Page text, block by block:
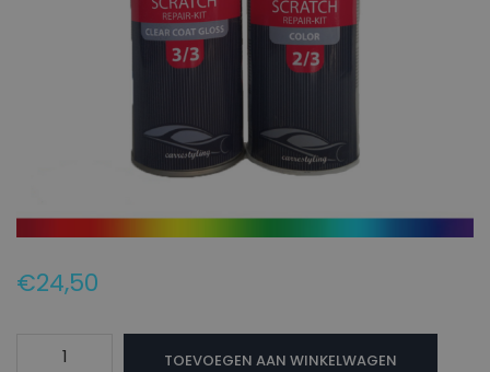
€24,50
JAGUAR
TOEVOEGEN AAN WINKELWAGEN